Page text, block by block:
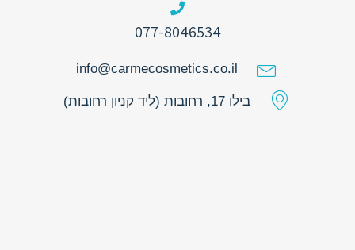
077-8046534
info@carmecosmetics.co.il
בילו 17, רחובות (ליד קניון רחובות)